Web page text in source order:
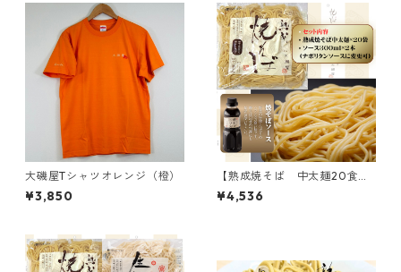
大磯屋Tシャツオレンジ（橙）
¥3,850
【熟成焼そば 中太麺20食セ
ット】中太麺20袋、300mlソ
ース2本付
¥4,536